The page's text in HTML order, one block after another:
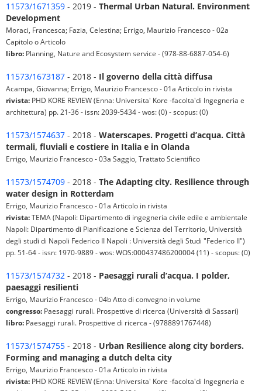
11573/1671359 - 2019 - Thermal Urban Natural. Environment
Development
Moraci, Francesca; Fazia, Celestina; Errigo, Maurizio Francesco - 02a
Capitolo o Articolo
libro: Planning, Nature and Ecosystem service - (978-88-6887-054-6)
11573/1673187 - 2018 - Il governo della città diffusa
Acampa, Giovanna; Errigo, Maurizio Francesco - 01a Articolo in rivista
rivista: PHD KORE REVIEW (Enna: Universita' Kore -facolta'di Ingegneria e
architettura) pp. 21-36 - issn: 2039-5434 - wos: (0) - scopus: (0)
11573/1574637 - 2018 - Waterscapes. Progetti d’acqua. Città
termali, fluviali e costiere in Italia e in Olanda
Errigo, Maurizio Francesco - 03a Saggio, Trattato Scientifico
11573/1574709 - 2018 - The Adapting city. Resilience through
water design in Rotterdam
Errigo, Maurizio Francesco - 01a Articolo in rivista
rivista:TEMA (Napoli: Dipartimento di ingegneria civile edile e ambientale
Napoli: Dipartimento di Pianificazione e Scienza del Territorio, Università
degli studi di Napoli Federico II Napoli : Università degli Studi "Federico II")
pp. 51-64 - issn: 1970-9889 - wos: WOS:000437486200004 (11) - scopus: (0)
11573/1574732 - 2018 - Paesaggi rurali d’acqua. I polder,
paesaggi resilienti
Errigo, Maurizio Francesco - 04b Atto di convegno in volume
congresso: Paesaggi rurali. Prospettive di ricerca (Università di Sassari)
libro: Paesaggi rurali. Prospettive di ricerca - (9788891767448)
11573/1574755 - 2018 - Urban Resilience along city borders.
Forming and managing a dutch delta city
Errigo, Maurizio Francesco - 01a Articolo in rivista
rivista: PHD KORE REVIEW (Enna: Universita' Kore -facolta'di Ingegneria e